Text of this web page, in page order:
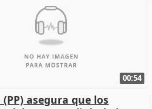
00:54
asegura que los